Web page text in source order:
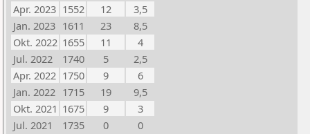
Apr. 2023 1552 12
3,5
Jan. 2023 1611 23
8,5
Okt. 2022 1655 11
4
Jul. 2022
1740 5
2,5
Apr. 2022 1750 9
6
Jan. 2022 1715 19
9,5
Okt. 2021 1675 9
3
Jul. 2021
1735 0
0